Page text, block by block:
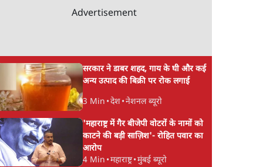
Advertisement
सरकार ने डाबर शहद, गाय के घी और कई
अन्य उत्पाद की बिक्री पर रोक लगाई
3 Min •देश•नेशनल ब्यूरो
'महाराष्ट्र में गैर बीजेपी वोटरों के नामों को
काटने की बड़ी साज़िश'- रोहित पवार का
आरोप
4 Min •महाराष्ट्र•मुंबई ब्यूरो